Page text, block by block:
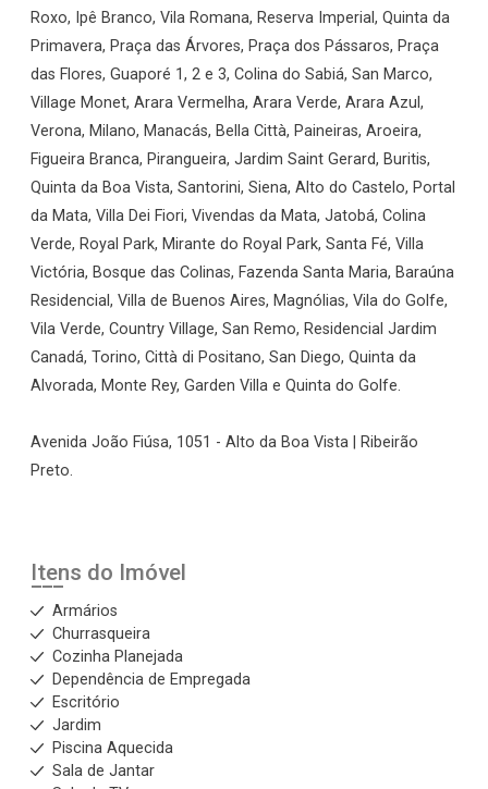
Roxo, Ipê Branco, Vila Romana, Reserva Imperial, Quinta da
Primavera, Praça das Árvores, Praça dos Pássaros, Praça
das Flores, Guaporé 1, 2 e 3, Colina do Sabiá, San Marco,
Village Monet, Arara Vermelha, Arara Verde, Arara Azul,
Verona, Milano, Manacás, Bella Città, Paineiras, Aroeira,
Figueira Branca, Pirangueira, Jardim Saint Gerard, Buritis,
Quinta da Boa Vista, Santorini, Siena, Alto do Castelo, Portal
da Mata, Villa Dei Fiori, Vivendas da Mata, Jatobá, Colina
Verde, Royal Park, Mirante do Royal Park, Santa Fé, Villa
Victória, Bosque das Colinas, Fazenda Santa Maria, Baraúna
Residencial, Villa de Buenos Aires, Magnólias, Vila do Golfe,
Vila Verde, Country Village, San Remo, Residencial Jardim
Canadá, Torino, Città di Positano, San Diego, Quinta da
Alvorada, Monte Rey, Garden Villa e Quinta do Golfe.
Avenida João Fiúsa, 1051 - Alto da Boa Vista | Ribeirão
Preto.
Itens do Imóvel
Armários
Churrasqueira
Cozinha Planejada
Dependência de Empregada
Escritório
Jardim
Piscina Aquecida
Sala de Jantar